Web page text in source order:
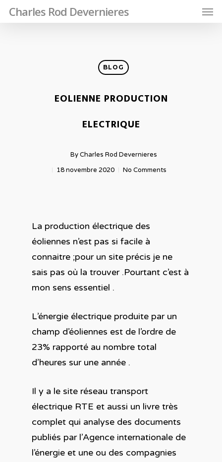
Charles Rod Devernieres
BLOG
EOLIENNE PRODUCTION
ELECTRIQUE
ByCharles Rod Devernieres
18 novembre 2020
No Comments
La production électrique des
éoliennes n’est pas si facile à
connaitre ;pour un site précis je ne
sais pas où la trouver .Pourtant c’est à
mon sens essentiel .
L’énergie électrique produite par un
champ d’éoliennes est de l’ordre de
23% rapporté au nombre total
d’heures sur une année .
Il y a le site réseau transport
électrique RTE et aussi un livre très
complet qui analyse des documents
publiés par l’Agence internationale de
l’énergie et une ou des compagnies